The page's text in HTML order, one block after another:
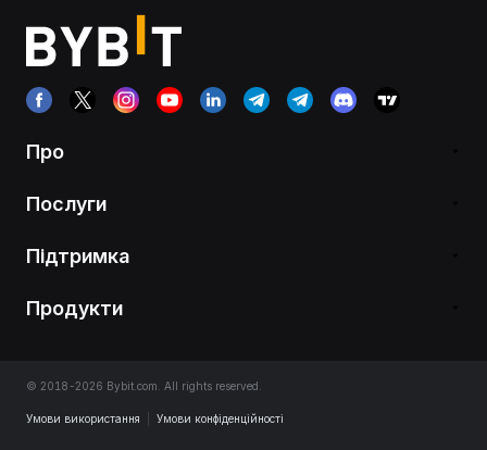
Про
Послуги
Підтримка
Продукти
© 2018-2026 Bybit.com. All rights reserved.
Умови використання Умови конфіденційності